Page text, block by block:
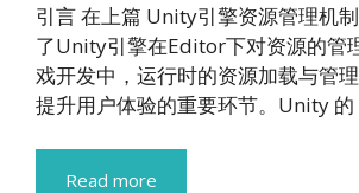
引言 在上篇 Unity引擎资源管理机
了Unity引擎在Editor下对资源的管
戏开发中，运行时的资源加载与管
提升用户体验的重要环节。Unity
Read more